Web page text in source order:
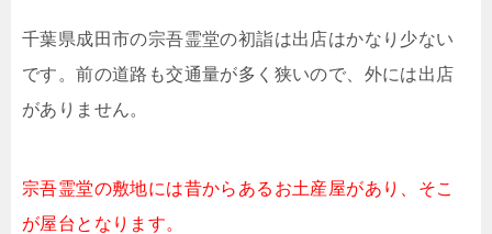
千葉県成田市の宗吾霊堂の初詣は出店はかなり少ない
です。前の道路も交通量が多く狭いので、外には出店
がありません。
宗吾霊堂の敷地には昔からあるお土産屋があり、そこ
が屋台となります。